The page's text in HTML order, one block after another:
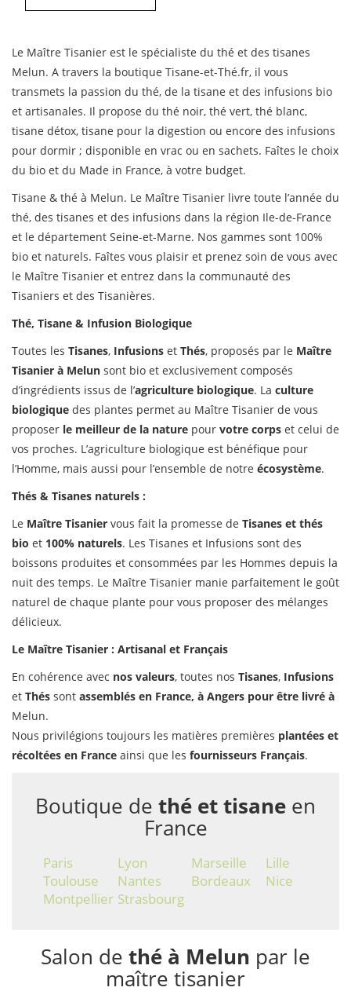
Le Maître Tisanier est le spécialiste du thé et des tisanes
Melun. A travers la boutique Tisane-et-Thé.fr, il vous
transmets la passion du thé, de la tisane et des infusions bio
et artisanales. Il propose du thé noir, thé vert, thé blanc,
tisane détox, tisane pour la digestion ou encore des infusions
pour dormir ; disponible en vrac ou en sachets. Faîtes le choix
du bio et du Made in France, à votre budget.
Tisane & thé à Melun. Le Maître Tisanier livre toute l’année du
thé, des tisanes et des infusions dans la région Ile-de-France
et le département Seine-et-Marne. Nos gammes sont 100%
bio et naturels. Faîtes vous plaisir et prenez soin de vous avec
le Maître Tisanier et entrez dans la communauté des
Tisaniers et des Tisanières.
Thé, Tisane & Infusion Biologique
Toutes les Tisanes, Infusions et Thés, proposés par le Maître
Tisanier à Melun sont bio et exclusivement composés
d’ingrédients issus de l’agriculture biologique. La culture
biologique des plantes permet au Maître Tisanier de vous
proposer le meilleur de la nature pour votre corps et celui de
vos proches. L’agriculture biologique est bénéfique pour
l’Homme, mais aussi pour l’ensemble de notre écosystème.
Thés & Tisanes naturels :
Le Maître Tisanier vous fait la promesse de Tisanes et thés
bio et 100% naturels. Les Tisanes et Infusions sont des
boissons produites et consommées par les Hommes depuis la
nuit des temps. Le Maître Tisanier manie parfaitement le goût
naturel de chaque plante pour vous proposer des mélanges
délicieux.
Le Maître Tisanier : Artisanal et Français
En cohérence avec nos valeurs, toutes nos Tisanes, Infusions
et Thés sont assemblés en France, à Angers pour être livré à
Melun.
Nous privilégions toujours les matières premières plantées et
récoltées en France ainsi que les fournisseurs Français.
Boutique de thé et tisane en
France
Paris Lyon Marseille
Lille
Toulouse
Nantes Bordeaux
Nice
Montpellier Strasbourg
Salon de thé à Melun par le
maître tisanier